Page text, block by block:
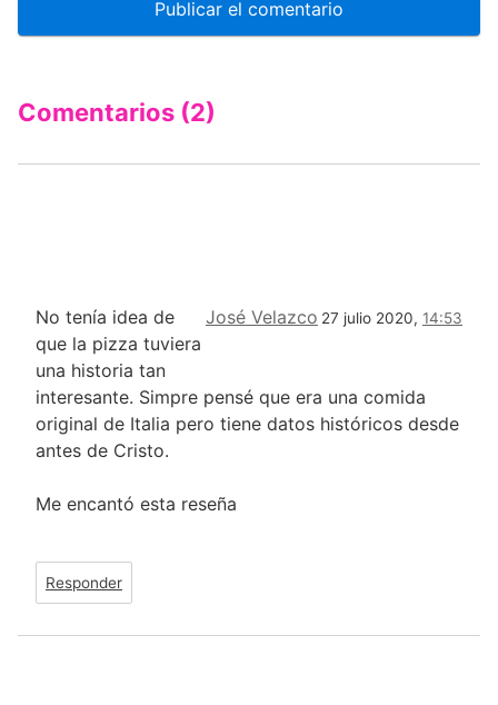
Comentarios (2)
José Velazco 27 julio 2020, 14:53
No tenía idea de
que la pizza tuviera
una historia tan
interesante. Simpre pensé que era una comida
original de Italia pero tiene datos históricos desde
antes de Cristo.
Me encantó esta reseña
Responder